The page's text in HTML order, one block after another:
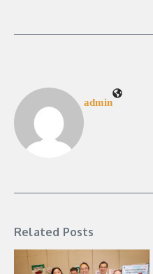
admin
Related Posts